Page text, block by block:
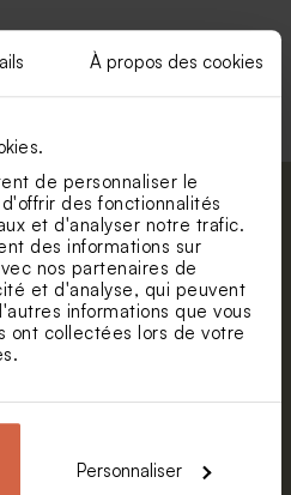
À propos des cookies
de personnaliser le
des fonctionnalités
et d'analyser notre trafic.
des informations sur
nos partenaires de
et d'analyse, qui peuvent
informations que vous
ont collectées lors de votre
Personnaliser
Valisette de naissance
champ de fleurs
Nouveautés
+
et restez
: bénéficiez de 5%